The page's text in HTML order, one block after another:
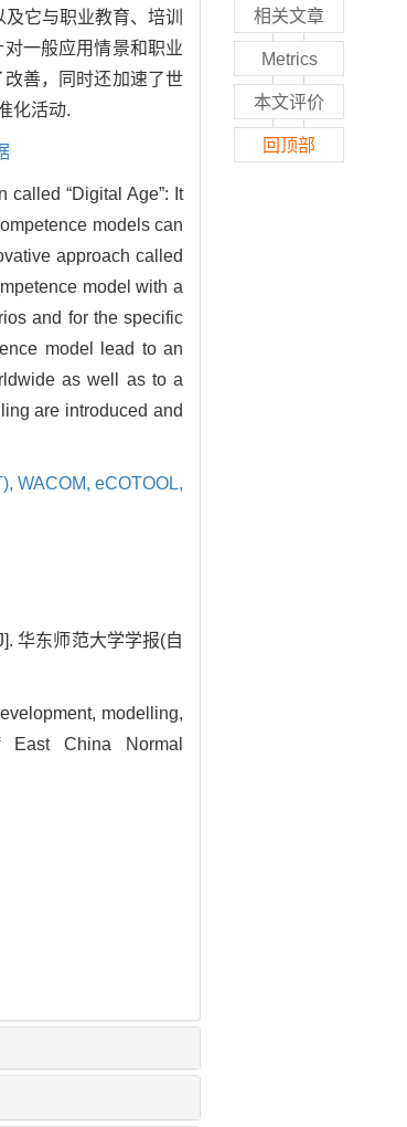
它与职业教育、培训
一般应用情景和职业
善，同时还加速了世
化活动.
“Digital Age”: It
models can
approach called
model with a
and for the specific
model lead to an
as well as to a
are introduced and
WACOM, eCOTOOL,
华东师范大学学报(自
modelling,
East China Normal
相关文章
Metrics
本文评价
回顶部